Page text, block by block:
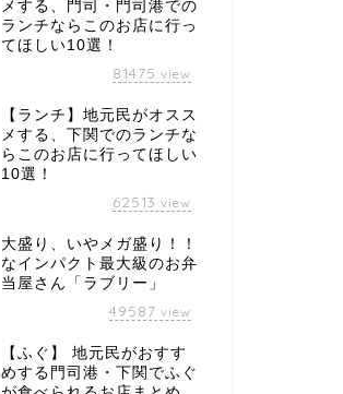
メする、門司・門司港での
ランチならこのお店に行っ
てほしい10選！
81475 view
【ランチ】地元民がオスス
メする、下関でのランチな
らこのお店に行ってほしい
10選！
62513 view
大盛り、いやメガ盛り！！
なインパクト最大級のお弁
当屋さん「ラブリー」
49587 view
【ふぐ】 地元民がおすす
めする門司港・下関でふぐ